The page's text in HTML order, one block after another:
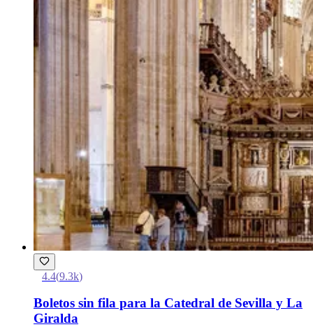
4.4(9.3k)
Boletos sin fila para la Catedral de Sevilla y La
Giralda